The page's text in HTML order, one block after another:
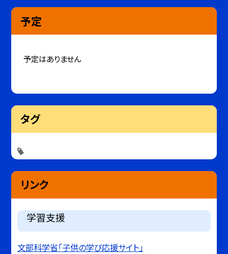
予定
予定はありません
タグ
リンク
学習支援
文部科学省「子供の学び応援サイト」